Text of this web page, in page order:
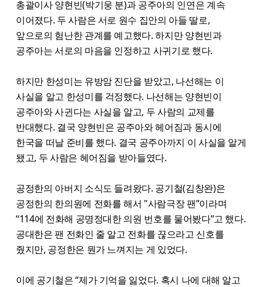
총괄이사 양현빈(박기웅 분)과 공주아의 인연은 계속
이어졌다. 두 사람은 서로 원수 집안의 아들 딸로,
앞으로의 험난한 관계를 예고했다. 하지만 양현빈과
공주아는 서로의 마음을 인정하고 사귀기로 했다.
하지만 한성미는 유방암 진단을 받았고, 나선해는 이
사실을 알고 한성미를 걱정했다. 나선해는 양현빈이
공주아와 사귄다는 사실을 알고, 두 사람의 교제를
반대했다. 결국 양현빈은 공주아와 헤어짐과 동시에
한국을 떠날 준비를 했다. 결국 공주아까지 이 사실을 알게
됐고, 두 사람은 헤어짐을 받아들였다.
공정한의 아버지 소식도 들려왔다. 공기철(김창완)은
공정한의 한의원에 전화를 해서 "사람극장 팬”이라며
“114에 전화해 공명정대한 의원 번호를 물어봤다”고 했다.
공대한은 팬 전화인 줄 알고 전화를 끊으라고 신호를
줬지만, 공정한은 뭔가 느껴지는 게 있었다.
이에 공기철은 “제가 기억을 잃었다. 혹시 나에 대해 알고